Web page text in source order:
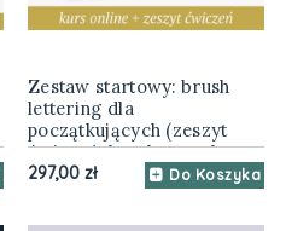
Zestaw startowy: brush
lettering dla
początkujących (zeszyt
ćwiczeń, brush peny, kurs
online)
297,00 zł Do Koszyka